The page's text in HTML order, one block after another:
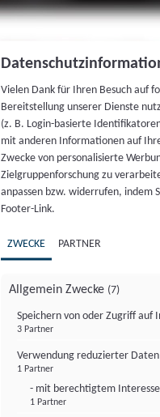
Vielen Dank für Ihren Besuch auf
Bereitstellung unserer Dienste
(z. B. Login-basierte
mit anderen Informationen auf
Zwecke von personalisierte
Zielgruppenforschung zu
anpassen bzw. widerrufen, indem
Footer-Link.
ZWECKE PARTNER
Allgemein Zwecke (7)
Speichern von oder Zugriff auf
3 Partner
Verwendung reduzierter
1 Partner
- mit berechtigtem Interesse
1 Partner